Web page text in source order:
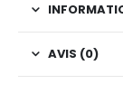
AVIS (0)